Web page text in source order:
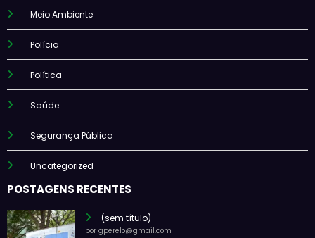
Meio Ambiente
Polícia
Política
Saúde
Segurança Pública
Uncategorized
POSTAGENS RECENTES
(sem título)
por gperelo@gmail.com